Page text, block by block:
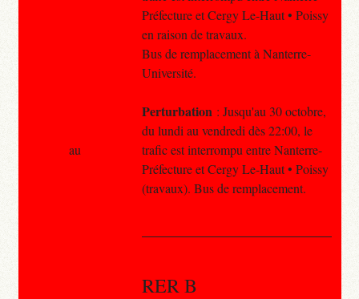
Préfecture et Cergy Le-Haut • Poissy
en raison de travaux.
Bus de remplacement à Nanterre-
Université.
Perturbation : Jusqu'au 30 octobre,
du lundi au vendredi dès 22:00, le
trafic est interrompu entre Nanterre-
Préfecture et Cergy Le-Haut • Poissy
(travaux). Bus de remplacement.
RER B
au